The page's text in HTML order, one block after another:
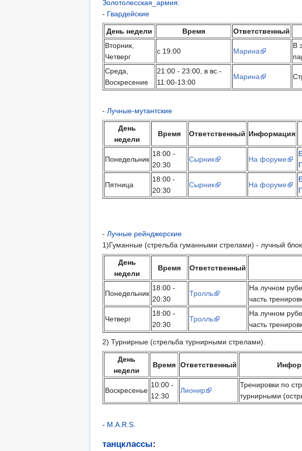
Золотолесская_армия:
- Гвардейские
День недели Время Ответственный
Вторник,
Четверг
с 19:00 Марина
В
Среда,
Воскресение
21:00 - 23:00, в вс.-
11:00-13:00
Марина
- Лучные-мутантские
День
недели
Время Ответственный Информация
Понедельник
18:00 -
20:30
Сырник На форуме
Пятница
18:00 -
20:30
Сырник На форуме
- Лучные рейнджерские
1)Гуманные (стрельба гуманными стрелами) - лучный блок
День
недели
Время Ответственный
Понедельник
18:00 -
20:30
Тролль
На лучном
часть
Четверг
18:00 -
20:30
Тролль
На лучном
часть
2) Турнирные (стрельба турнирными стрелами).
День
недели
Время Ответственный
Воскресенье
10:00 -
12:30
Лионир
Тренировки по
турнирными
- M.A.R.S.
танцклассы: